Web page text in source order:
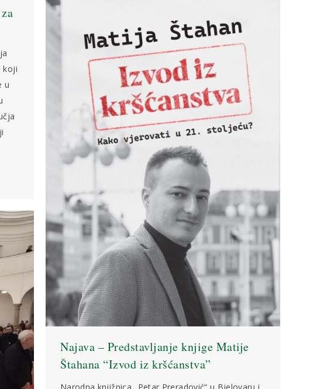
koji
u
Najava – Predstavljanje knjige Matije
Štahana “Izvod iz kršćanstva”